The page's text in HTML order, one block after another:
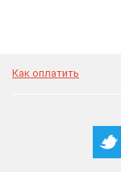
Как оплатить